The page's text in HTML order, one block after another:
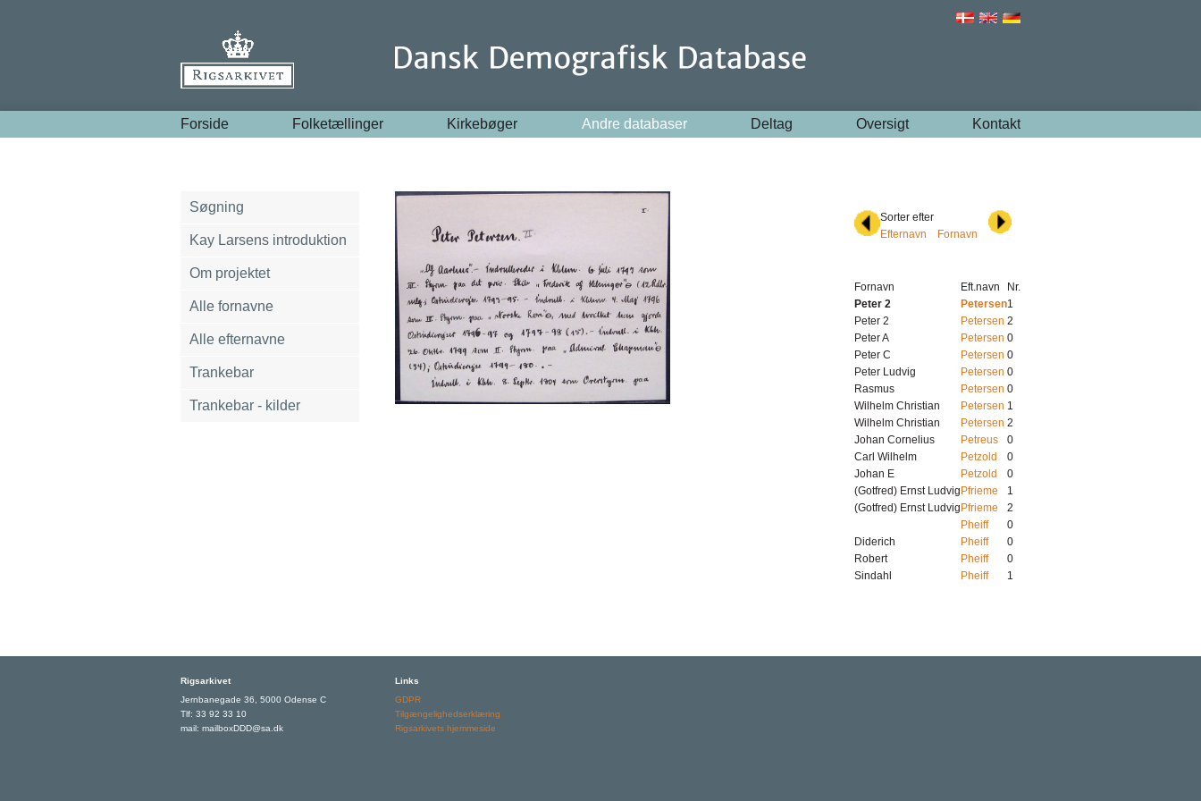
Forside Folketællinger Kirkebøger Andre databaser Deltag Oversigt Kontakt
Søgning
Kay Larsens introduktion
Om projektet
Alle fornavne
Alle efternavne
Trankebar
Trankebar - kilder
Sorter efter
Efternavn
Fornavn
Fornavn Eft.navn
Nr.
Peter 2
Petersen1
Peter 2
Petersen 2
Peter A
Petersen 0
Peter C
Petersen 0
Peter Ludvig
Petersen 0
Rasmus
Petersen 0
Wilhelm Christian
Petersen 1
Wilhelm Christian
Petersen 2
Johan Cornelius
Petreus
0
Carl Wilhelm
Petzold
0
Johan E
Petzold
0
(Gotfred) Ernst Ludvig Pfrieme
1
(Gotfred) Ernst Ludvig Pfrieme
2
Pheiff
0
Diderich
Pheiff
0
Robert
Pheiff
0
Sindahl
Pheiff 1
Rigsarkivet
Jernbanegade 36, 5000 Odense C
Tlf: 33 92 33 10
mail: mailboxDDD@sa.dk
Links
GDPR
Tilgængelighedserklæring
Rigsarkivets hjemmeside